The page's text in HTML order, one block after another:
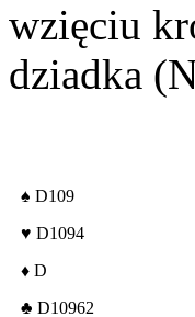
wzięciu
dziadka
♠ D109
♥ D1094
♦ D
♣ D10962